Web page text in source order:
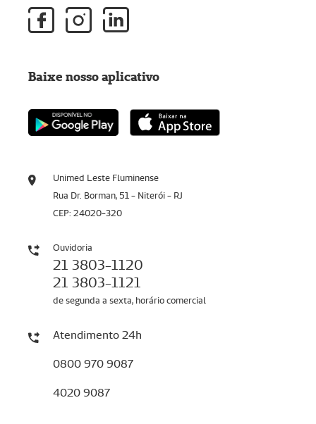
Unimed Leste Fluminense
Rua Dr. Borman, 51 - Niterói - RJ
CEP: 24020-320
Ouvidoria
21 3803-1120
21 3803-1121
de segunda a sexta, horário comercial
Atendimento 24h
0800 970 9087
4020 9087
Baixe nosso aplicativo